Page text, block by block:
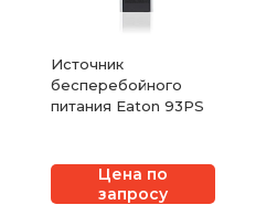
Источник
бесперебойного
питания Eaton 93PS
Цена по
запросу